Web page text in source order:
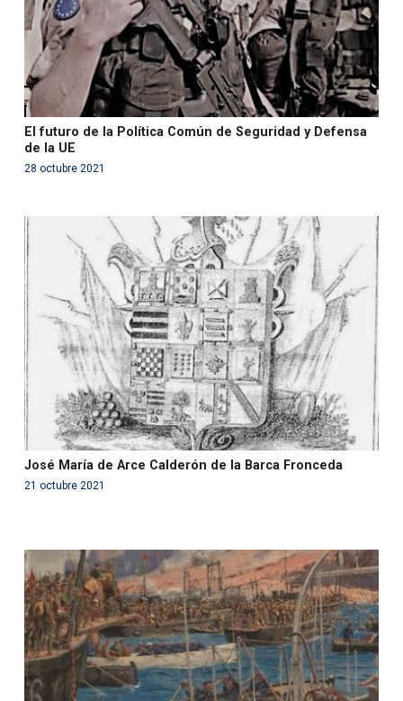
El futuro de la Política Común de Seguridad y Defensa
de la UE
28 octubre 2021
Warning: Use of undefined constant php - assumed
'php' (this will throw an Error in a future version of PHP)
in
/var/www/acami.es/wp-
content/themes/fundcami/page-publicaciones.php
on line 99
José María de Arce Calderón de la Barca Fronceda
21 octubre 2021
Warning: Use of undefined constant php - assumed
'php' (this will throw an Error in a future version of PHP)
in/var/www/acami.es/wp-
content/themes/fundcami/page-publicaciones.php
on line99